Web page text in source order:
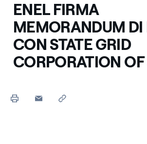
ENEL FIRMA
MEMORANDUM DI
CON STATE GRID
CORPORATION